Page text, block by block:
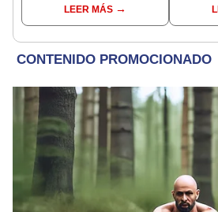
LEER MÁS